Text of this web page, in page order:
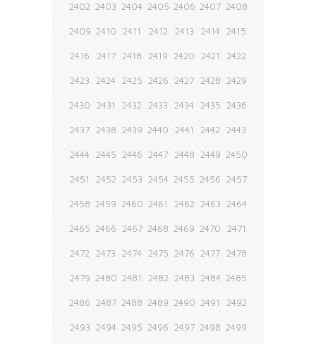
2402 2403 2404 2405 2406 2407 2408
2409 2410 2411 2412 2413 2414 2415
2416 2417 2418 2419 2420 2421 2422
2423 2424 2425 2426 2427 2428 2429
2430 2431 2432 2433 2434 2435 2436
2437 2438 2439 2440 2441 2442 2443
2444 2445 2446 2447 2448 2449 2450
2451 2452 2453 2454 2455 2456 2457
2458 2459 2460 2461 2462 2463 2464
2465 2466 2467 2468 2469 2470 2471
2472 2473 2474 2475 2476 2477 2478
2479 2480 2481 2482 2483 2484 2485
2486 2487 2488 2489 2490 2491 2492
2493 2494 2495 2496 2497 2498 2499